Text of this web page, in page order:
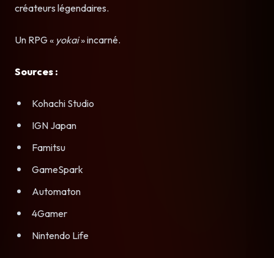
créateurs légendaires.
Un RPG « yokai» incarné.
Sources :
Kohachi Studio
IGN Japan
Famitsu
GameSpark
Automaton
4Gamer
Nintendo Life